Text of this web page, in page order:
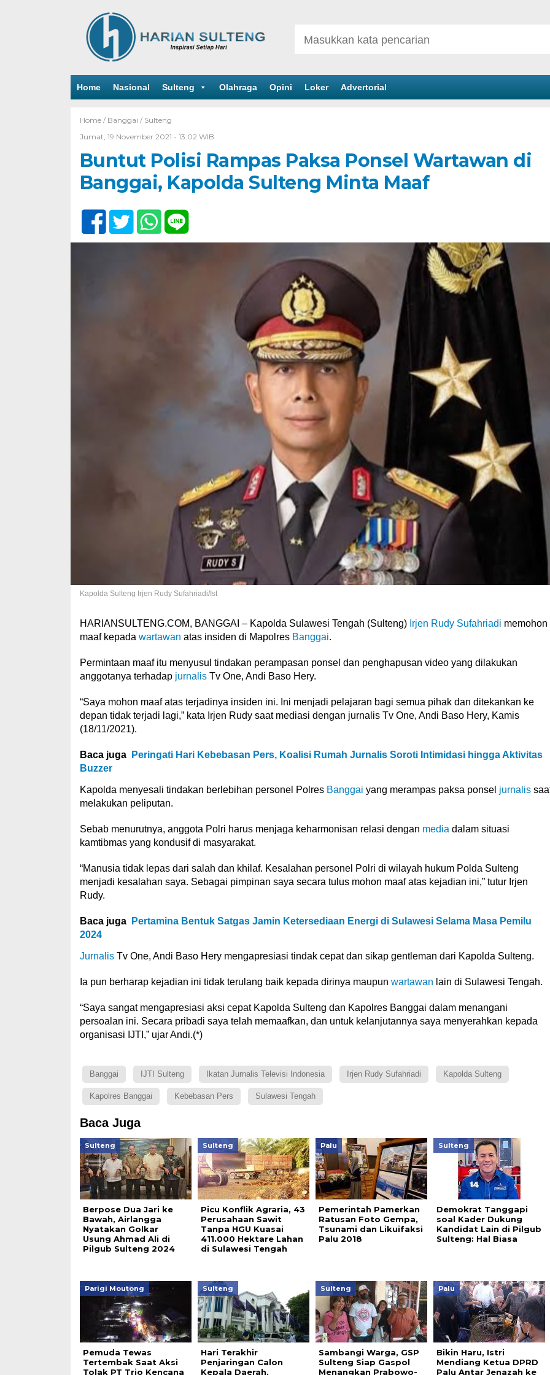
Home Nasional Sulteng Olahraga Opini Loker Advertorial
Home / Banggai / Sulteng
Jumat, 19 November 2021 - 13:02 WIB
Buntut Polisi Rampas Paksa Ponsel Wartawan di
Banggai, Kapolda Sulteng Minta Maaf
Kapolda Sulteng Irjen Rudy Sufahriadi/Ist
HARIANSULTENG.COM, BANGGAI – Kapolda Sulawesi Tengah (Sulteng) Irjen Rudy Sufahriadi memohon
maaf kepada wartawan atas insiden di Mapolres Banggai.
Permintaan maaf itu menyusul tindakan perampasan ponsel dan penghapusan video yang dilakukan
anggotanya terhadap jurnalisTv One, Andi Baso Hery.
“Saya mohon maaf atas terjadinya insiden ini. Ini menjadi pelajaran bagi semua pihak dan ditekankan ke
depan tidak terjadi lagi,” kata Irjen Rudy saat mediasi dengan jurnalis Tv One, Andi Baso Hery, Kamis
(18/11/2021).
Baca juga
Peringati Hari Kebebasan Pers, Koalisi Rumah Jurnalis Soroti Intimidasi hingga Aktivitas
Buzzer
Kapolda menyesali tindakan berlebihan personel Polres Banggai yang merampas paksa ponsel jurnalis
melakukan peliputan.
Sebab menurutnya, anggota Polri harus menjaga keharmonisan relasi dengan media dalam situasi
kamtibmas yang kondusif di masyarakat.
“Manusia tidak lepas dari salah dan khilaf. Kesalahan personel Polri di wilayah hukum Polda Sulteng
menjadi kesalahan saya. Sebagai pimpinan saya secara tulus mohon maaf atas kejadian ini,” tutur Irjen
Rudy.
Baca juga
Pertamina Bentuk Satgas Jamin Ketersediaan Energi di Sulawesi Selama Masa Pemilu
2024
JurnalisTv One, Andi Baso Hery mengapresiasi tindak cepat dan sikap gentleman dari Kapolda Sulteng.
Ia pun berharap kejadian ini tidak terulang baik kepada dirinya maupun wartawan lain di Sulawesi Tengah.
“Saya sangat mengapresiasi aksi cepat Kapolda Sulteng dan Kapolres Banggai dalam menangani
persoalan ini. Secara pribadi saya telah memaafkan, dan untuk kelanjutannya saya menyerahkan kepada
organisasi IJTI,” ujar Andi.(*)
Banggai IJTI Sulteng Ikatan Jurnalis Televisi Indonesia Irjen Rudy Sufahriadi Kapolda Sulteng
Kapolres Banggai Kebebasan Pers Sulawesi Tengah
Baca Juga
Sulteng
Berpose Dua Jari ke
Bawah, Airlangga
Nyatakan Golkar
Usung Ahmad Ali di
Pilgub Sulteng 2024
Sulteng
Picu Konflik Agraria, 43
Perusahaan Sawit
Tanpa HGU Kuasai
411.000 Hektare Lahan
di Sulawesi Tengah
Palu
Pemerintah Pamerkan
Ratusan Foto Gempa,
Tsunami dan Likuifaksi
Palu 2018
Sulteng
Demokrat Tanggapi
soal Kader Dukung
Kandidat Lain di Pilgub
Sulteng: Hal Biasa
Parigi Moutong
Pemuda Tewas
Tertembak Saat Aksi
Tolak PT Trio Kencana
Sulteng
Hari Terakhir
Penjaringan Calon
Kepala Daerah,
Sulteng
Sambangi Warga, GSP
Sulteng Siap Gaspol
Menangkan Prabowo-
Palu
Bikin Haru, Istri
Mendiang Ketua DPRD
Palu Antar Jenazah ke